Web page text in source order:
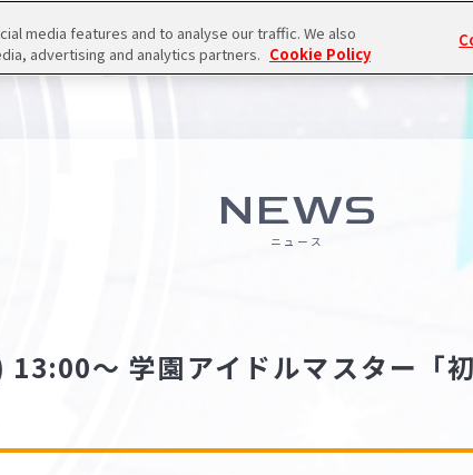
NEWS
ニュース
13:00～ 学園アイドルマスター「
media features and to analyse our traffic. We also
advertising and analytics partners. Cookie Policy